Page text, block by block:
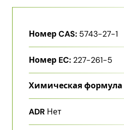
Номер CAS: 5743-27-1
Номер EC: 227-261-5
Химическая формула
ADR Нет